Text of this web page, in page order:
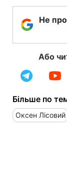
Не
Або
Більше по
Оксен Лісовий